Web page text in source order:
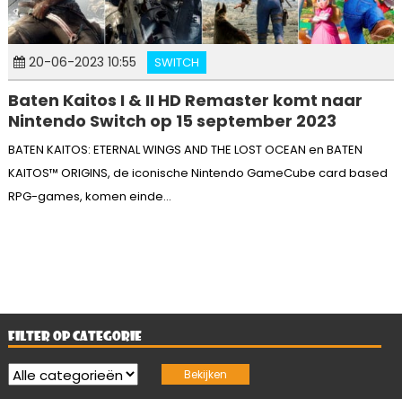
20-06-2023 10:55 SWITCH
Baten Kaitos I & II HD Remaster komt naar
Nintendo Switch op 15 september 2023
BATEN KAITOS: ETERNAL WINGS AND THE LOST OCEAN en BATEN
KAITOS™ ORIGINS, de iconische Nintendo GameCube card based
RPG-games, komen einde...
FILTER OP CATEGORIE